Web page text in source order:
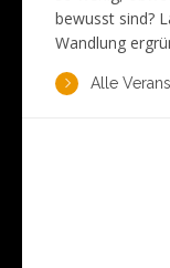
bewusst sind?
Wandlung
Alle